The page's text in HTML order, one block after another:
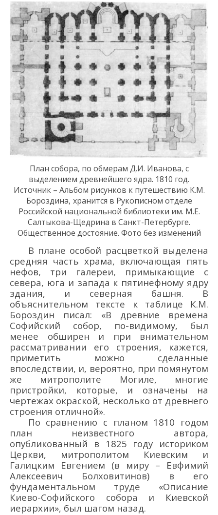
План собора, по обмерам Д.И. Иванова, с
выделением древнейшего ядра. 1810 год.
Источник – Альбом рисунков к путешествию К.М.
Бороздина, хранится в Рукописном отделе
Российской национальной библиотеки им. М.Е.
Салтыкова-Щедрина в Санкт-Петербурге.
Общественное достояние. Фото без изменений
В плане особой расцветкой выделена
средняя часть храма, включающая пять
нефов, три галереи, примыкающие с
севера, юга и запада к пятинефному ядру
здания, и северная башня. В
объяснительном тексте к таблице К.М.
Бороздин писал: «В древние времена
Софийский собор, по-видимому, был
менее обширен и при внимательном
рассматривании его строения, кажется,
приметить можно сделанные
впоследствии, и, вероятно, при помянутом
же митрополите Могиле, многие
пристройки, которые, и означены на
чертежах окраской, несколько от древнего
строения отличной».
По сравнению с планом 1810 годом
план неизвестного автора,
опубликованный в 1825 году историком
Церкви, митрополитом Киевским и
Галицким Евгением (в миру – Евфимий
Алексеевич Болховитинов) в его
фундаментальном труде «Описание
Киево-Софийского собора и Киевской
иерархии», был шагом назад.